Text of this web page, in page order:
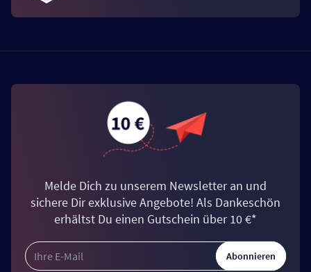
Melde Dich zu unserem Newsletter an und
sichere Dir exklusive Angebote! Als Dankeschön
erhältst Du einen Gutschein über 10 €*
Abonnieren